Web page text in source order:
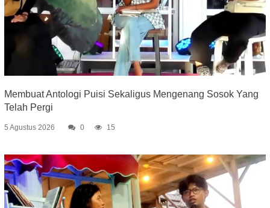
Membuat Antologi Puisi Sekaligus Mengenang Sosok Yang
Telah Pergi
5 Agustus 2026 0 15